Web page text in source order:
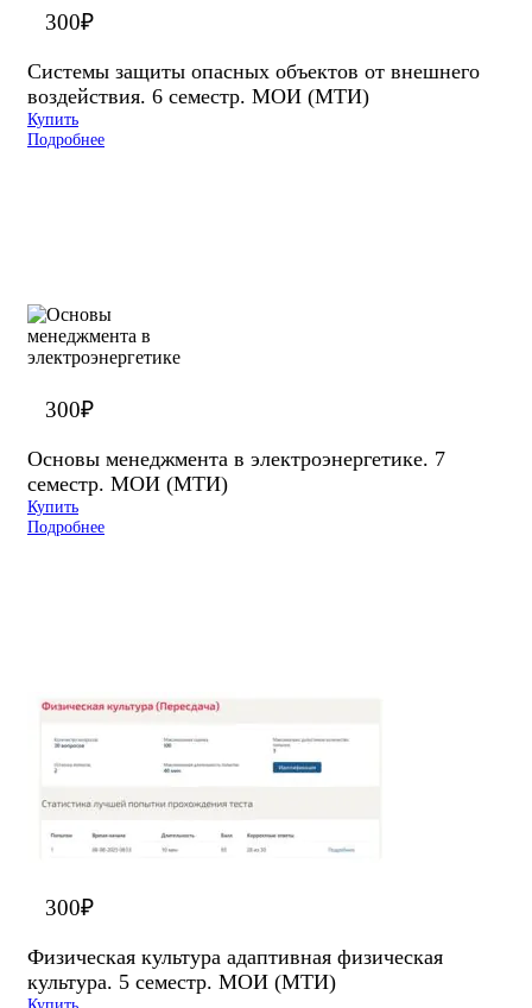
300₽
Системы защиты опасных объектов от внешнего
воздействия. 6 семестр. МОИ (МТИ)
Купить
Подробнее
300₽
Основы менеджмента в электроэнергетике. 7
семестр. МОИ (МТИ)
Купить
Подробнее
300₽
Физическая культура адаптивная физическая
культура. 5 семестр. МОИ (МТИ)